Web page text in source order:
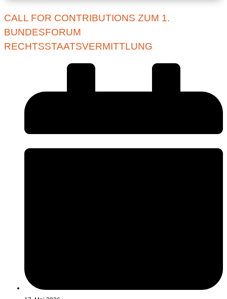
CALL FOR CONTRIBUTIONS ZUM 1.
BUNDESFORUM
RECHTSSTAATSVERMITTLUNG